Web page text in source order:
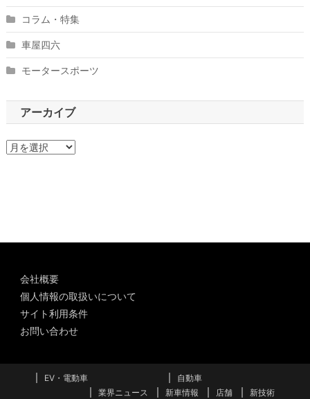
コラム・特集
車屋四六
モータースポーツ
アーカイブ
ア
会社概要
個人情報の取扱いについて
サイト利用条件
お問い合わせ
EV・電動車
自動車
業界ニュース
新車情報 店舗 新技術